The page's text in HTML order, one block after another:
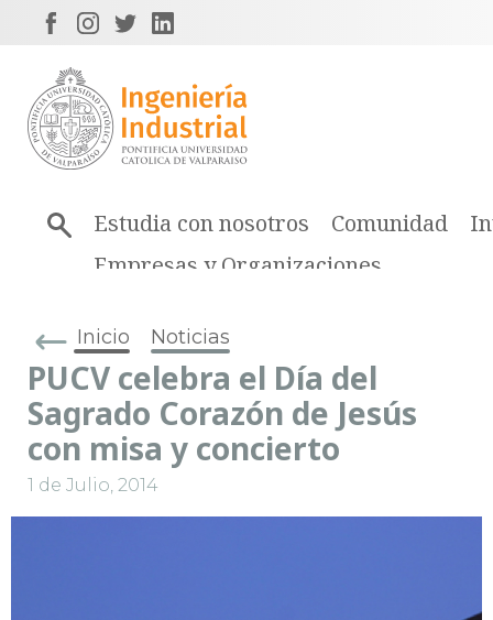
Estudia con nosotros Comunidad
Empresas y Organizaciones
Inicio Noticias
PUCV celebra el Día del
Sagrado Corazón de Jesús
con misa y concierto
1 de Julio, 2014